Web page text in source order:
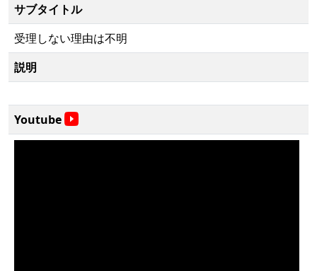
サブタイトル
受理しない理由は不明
説明
Youtube